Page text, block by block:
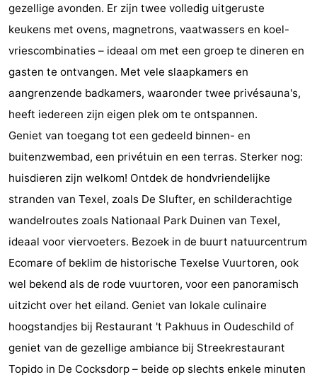
Zee
Vlijt
Hoeve
Holland
-
Land
en
Zeezicht
-
Strandhuys
-
Strandplevier
Bed
breakfasts)
Hotels
-
Eibernest
't
Hoogelandt
-
Beach
Park
Buytenveldt
-
gezellige avonden. Er zijn twee volledig uitgeruste
keukens met ovens, magnetrons, vaatwassers en koel-
vriescombinaties – ideaal om met een groep te dineren en
gasten te ontvangen. Met vele slaapkamers en
aangrenzende badkamers, waaronder twee privésauna's,
heeft iedereen zijn eigen plek om te ontspannen.
Geniet van toegang tot een gedeeld binnen- en
buitenzwembad, een privétuin en een terras. Sterker nog:
huisdieren zijn welkom! Ontdek de hondvriendelijke
stranden van Texel, zoals De Slufter, en schilderachtige
wandelroutes zoals Nationaal Park Duinen van Texel,
ideaal voor viervoeters. Bezoek in de buurt natuurcentrum
Ecomare of beklim de historische Texelse Vuurtoren, ook
wel bekend als de rode vuurtoren, voor een panoramisch
uitzicht over het eiland. Geniet van lokale culinaire
hoogstandjes bij Restaurant 't Pakhuus in Oudeschild of
geniet van de gezellige ambiance bij Streekrestaurant
Topido in De Cocksdorp – beide op slechts enkele minuten